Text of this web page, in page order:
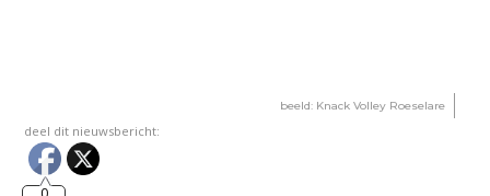
beeld: Knack Volley Roeselare
deel dit nieuwsbericht: